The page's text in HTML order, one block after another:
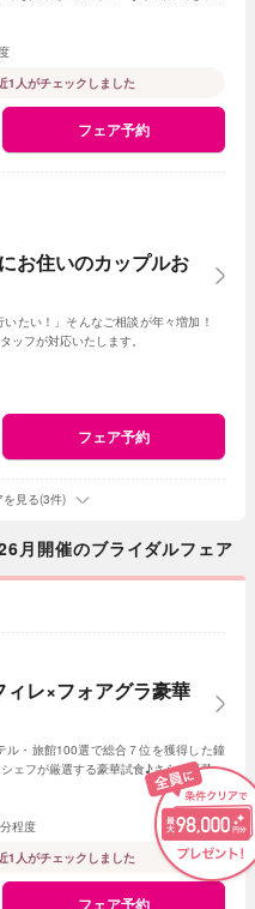
1人がチェックしました
フェア予約
お住いのカップルお
いたい！」そんなご相談が年々増加！
ッフが対応いたします。
フェア予約
を見る(3件)
開催のブライダルフェア
ィレ×フォアグラ豪華
・旅館100選で総合７位を獲得した鐘
ェフが厳選する豪華試食♪さらに豪華限
程度
1人がチェックしました
フェア予約